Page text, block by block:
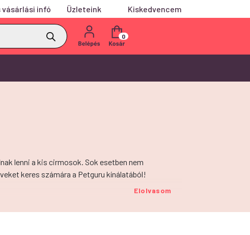
infó Üzleteink
Kiskedvencem
0
lenni a kis cirmosok. Sok esetben nem
keres számára a Petguru kínálatából!
Elolvasom